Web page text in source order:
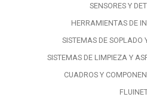
SENSORES Y
HERRAMIENTAS DE
SISTEMAS DE SOPLADO
SISTEMAS DE LIMPIEZA Y
CUADROS Y